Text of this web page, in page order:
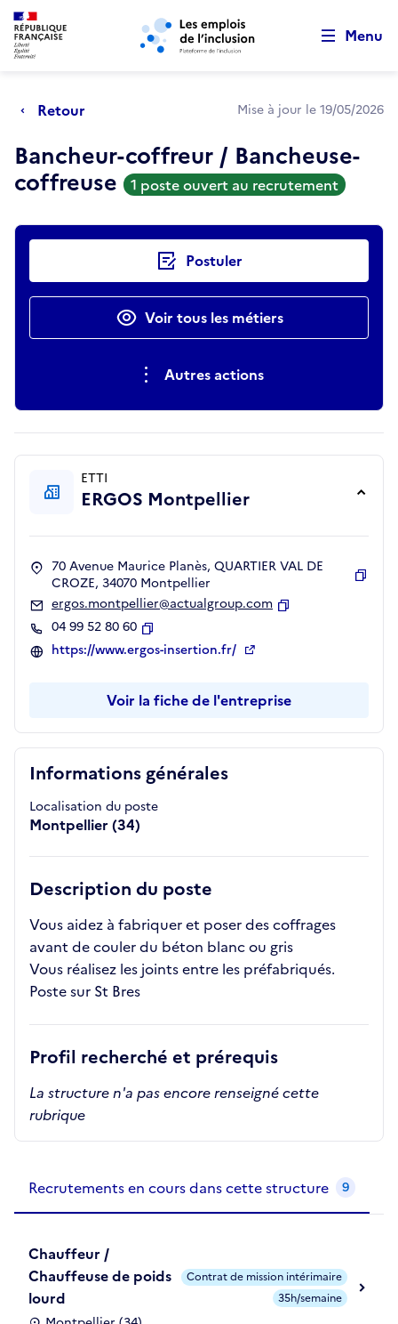
Aller au menu principal Aller au contenu principal
Menu
Retour Mise à jour le 19/05/2026
Bancheur-coffreur / Bancheuse-
coffreuse 1 poste ouvert au recrutement
Actions rapides Postuler
Voir tous les métiers
Autres actions
Informations générales
Localisation du poste
Montpellier (34)
Description du poste
Vous aidez à fabriquer et poser des coffrages
avant de couler du béton blanc ou gris
Vous réalisez les joints entre les préfabriqués.
Poste sur St Bres
Profil recherché et prérequis
La structure n'a pas encore renseigné cette
rubrique
ETTI
ERGOS Montpellier
70 Avenue Maurice Planès, QUARTIER VAL DE
CROZE, 34070 Montpellier
ergos.montpellier@actualgroup.com
04 99 52 80 60
Copier
https://www.ergos-insertion.fr/
Voir la fiche de l'entreprise
Recrutements en cours dans cette structure 9
Chauffeur /
Chauffeuse de poids
lourd
Contrat de mission intérimaire
35h/semaine
Retour au début de la page
Panneau de gestion des cookies